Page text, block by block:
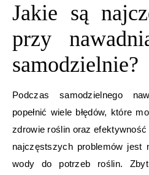
Jakie są
przy
samodzielnie?
Podczas samodzielnego
popełnić wiele błędów, które
zdrowie roślin oraz
najczęstszych problemów jest
wody do potrzeb roślin.